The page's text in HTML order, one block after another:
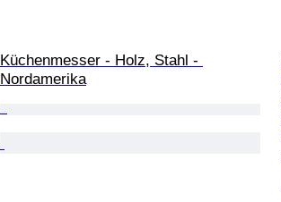
Küchenmesser - Holz, Stahl -
Nordamerika